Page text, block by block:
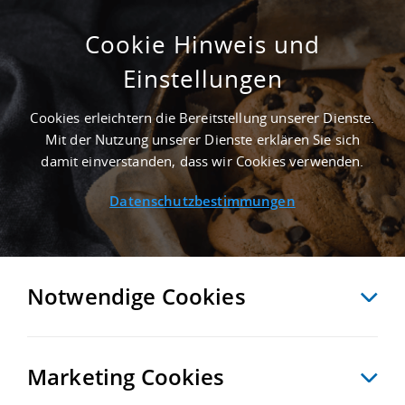
GEPFLEGT - 4.300 M² GEWERBEIMMOBILIE
IN WILDAU AN DER AUTOBAHN A 10 -
LANDKREIS DAHME-SPREEWALD
Startseite/ Immobiliensuche/ Detailansicht
ZURÜCK MERKEN VERGLEICHEN EXPORT PDF
Cookie Hinweis und
Einstellungen
Cookies erleichtern die Bereitstellung unserer Dienste.
Mit der Nutzung unserer Dienste erklären Sie sich
damit einverstanden, dass wir Cookies verwenden.
Datenschutzbestimmungen
Notwendige Cookies
Marketing Cookies